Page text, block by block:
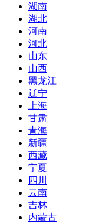
湖南
湖北
河南
河北
山东
山西
黑龙江
辽宁
上海
甘肃
青海
新疆
西藏
宁夏
四川
云南
吉林
内蒙古